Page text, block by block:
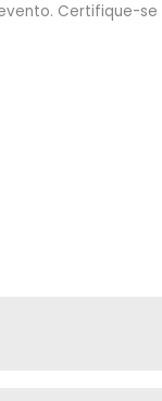
Certifique-